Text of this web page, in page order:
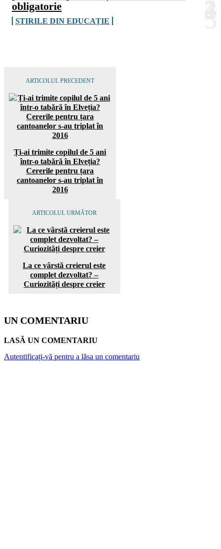
obligatorie
ȘTIRILE DIN EDUCAȚIE
ARTICOLUL PRECEDENT
Ți-ai trimite copilul de 5 ani
într-o tabără în Elveția?
Cererile pentru țara
cantoanelor s-au triplat în
2016
ARTICOLUL URMĂTOR
La ce vârstă creierul este
complet dezvoltat? –
Curiozități despre creier
UN COMENTARIU
LASĂ UN COMENTARIU
Autentificați-vă pentru a lăsa un comentariu